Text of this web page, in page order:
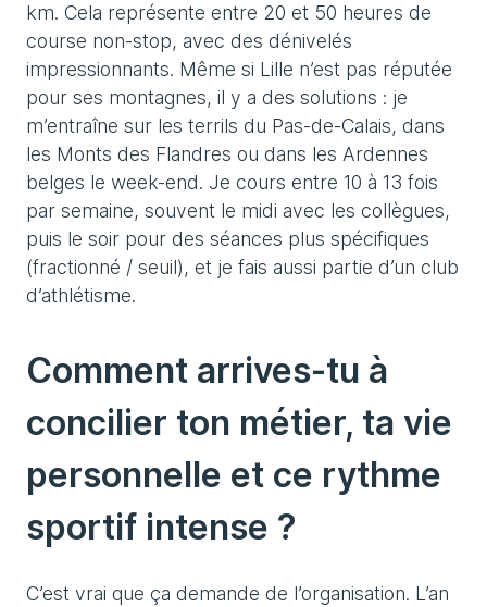
km. Cela représente entre 20 et 50 heures de
course non-stop, avec des dénivelés
impressionnants. Même si Lille n’est pas réputée
pour ses montagnes, il y a des solutions : je
m’entraîne sur les terrils du Pas-de-Calais, dans
les Monts des Flandres ou dans les Ardennes
belges le week-end. Je cours entre 10 à 13 fois
par semaine, souvent le midi avec les collègues,
puis le soir pour des séances plus spécifiques
(fractionné / seuil), et je fais aussi partie d’un club
d’athlétisme.
Comment arrives-tu à
concilier ton métier, ta vie
personnelle et ce rythme
sportif intense ?
C’est vrai que ça demande de l’organisation. L’an